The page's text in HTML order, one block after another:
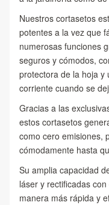
Nuestros cortasetos
potentes a la vez que
numerosas funciones
seguros y cómodos,
protectora de la hoja y
corriente cuando se
Gracias a las
estos cortasetos
como cero emisiones,
cómodamente hasta
Su amplia capacidad
láser y rectificadas
manera más rápida y